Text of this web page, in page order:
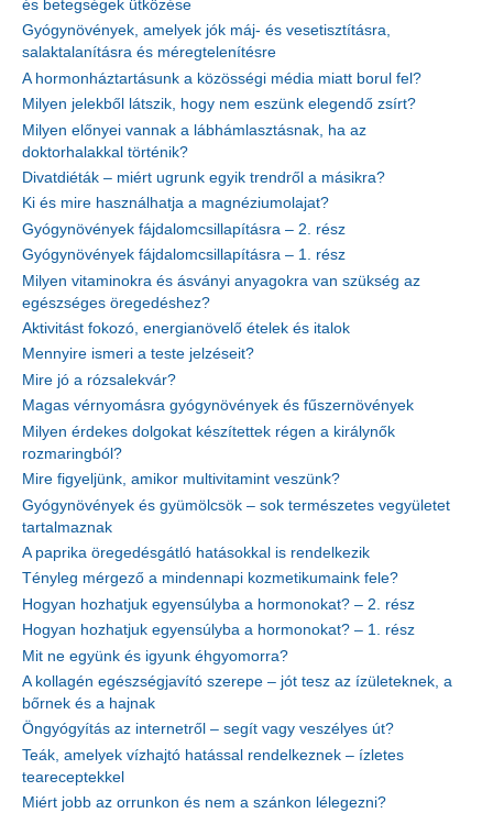
és betegségek ütközése
Gyógynövények, amelyek jók máj- és vesetisztításra,
salaktalanításra és méregtelenítésre
A hormonháztartásunk a közösségi média miatt borul fel?
Milyen jelekből látszik, hogy nem eszünk elegendő zsírt?
Milyen előnyei vannak a lábhámlasztásnak, ha az
doktorhalakkal történik?
Divatdiéták – miért ugrunk egyik trendről a másikra?
Ki és mire használhatja a magnéziumolajat?
Gyógynövények fájdalomcsillapításra – 2. rész
Gyógynövények fájdalomcsillapításra – 1. rész
Milyen vitaminokra és ásványi anyagokra van szükség az
egészséges öregedéshez?
Aktivitást fokozó, energianövelő ételek és italok
Mennyire ismeri a teste jelzéseit?
Mire jó a rózsalekvár?
Magas vérnyomásra gyógynövények és fűszernövények
Milyen érdekes dolgokat készítettek régen a királynők
rozmaringból?
Mire figyeljünk, amikor multivitamint veszünk?
Gyógynövények és gyümölcsök – sok természetes vegyületet
tartalmaznak
A paprika öregedésgátló hatásokkal is rendelkezik
Tényleg mérgező a mindennapi kozmetikumaink fele?
Hogyan hozhatjuk egyensúlyba a hormonokat? – 2. rész
Hogyan hozhatjuk egyensúlyba a hormonokat? – 1. rész
Mit ne együnk és igyunk éhgyomorra?
A kollagén egészségjavító szerepe – jót tesz az ízületeknek, a
bőrnek és a hajnak
Öngyógyítás az internetről – segít vagy veszélyes út?
Teák, amelyek vízhajtó hatással rendelkeznek – ízletes
teareceptekkel
Miért jobb az orrunkon és nem a szánkon lélegezni?